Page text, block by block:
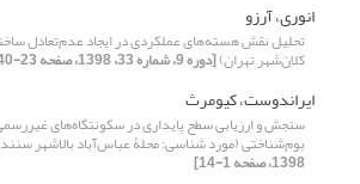
انوری، آرزو
تحلیل نقش هسته‌های عملکردی در ایجاد عدم‌تعادل
کلان‌شهر تهران)[دوره 9، شماره 33، 1398، صفحه 23-40]
ایراندوست، کیومرث
سنجش و ارزیابی سطح پایداری در سکونتگاه‌‌‌‌های
بوم‌‌شناختی (مورد شناسی: محلۀ عباس‌‌آباد بالاشهر
1398، صفحه 1-14]